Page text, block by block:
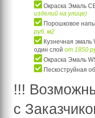
Окраска Эмаль
изделий на улице)
Порошковое
руб. м2
Кузнечная
один слой от 1850
Окраска Эмаль
Пескоструйная
!!!
с